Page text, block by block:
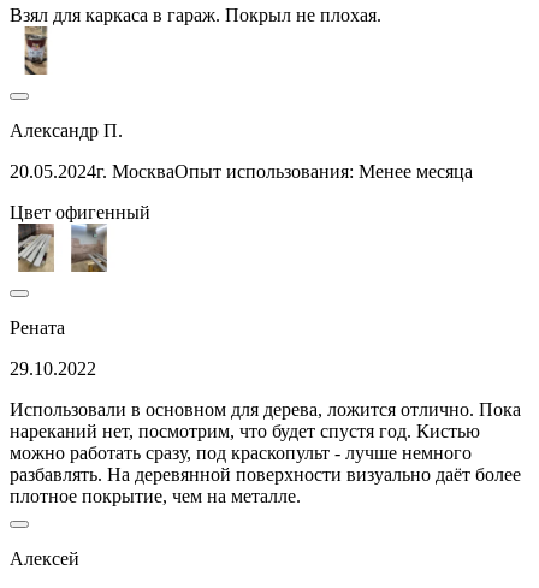
Взял для каркаса в гараж. Покрыл не плохая.
Александр П.
20.05.2024г. МоскваОпыт использования: Менее месяца
Цвет офигенный
Рената
29.10.2022
Использовали в основном для дерева, ложится отлично. Пока
нареканий нет, посмотрим, что будет спустя год. Кистью
можно работать сразу, под краскопульт - лучше немного
разбавлять. На деревянной поверхности визуально даёт более
плотное покрытие, чем на металле.
Алексей